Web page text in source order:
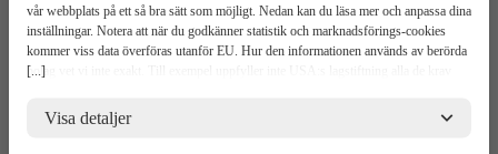
[...]
vår webbplats på ett så bra sätt som möjligt. Nedan kan du läsa mer och anpassa dina
inställningar. Notera att när du godkänner statistik och marknadsförings-cookies
kommer viss data överföras utanför EU. Hur den informationen används av berörda
bolag vet vi inte exakt. Till exempel uppfyller inte USA:s lagstiftning alla de krav
risker för dina personuppgifter. De berörda bolagen måste lämna över uppgifter till
brottsbekämpande myndigheter i USA om de får en sådan begäran. Det kan dock
Visa detaljer
HiKOKI Slippapper
Mycket slitstarkt
Praktiska hål för utsug